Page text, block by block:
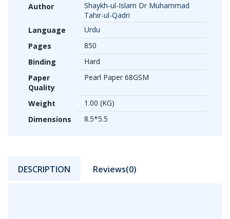
Author
Shaykh-ul-Islam Dr Muhammad
Tahir-ul-Qadri
Language
Urdu
Pages
850
Binding
Hard
Paper
Quality
Pearl Paper 68GSM
Weight
1.00 (KG)
Dimensions
8.5*5.5
DESCRIPTION Reviews(0)